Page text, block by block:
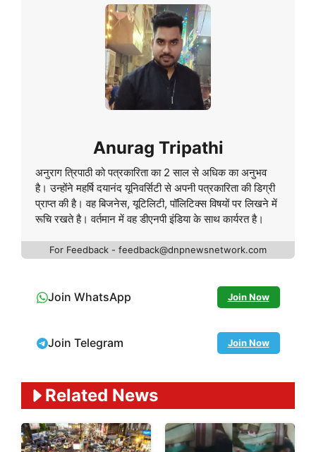
Anurag Tripathi
अनुराग त्रिपाठी को पत्रकारिता का 2 साल से अधिक का अनुभव
है। उन्होंने महर्षि दयानंद यूनिवर्सिटी से अपनी पत्रकारिता की डिग्री
प्राप्त की है। वह बिजनेस, यूटिलिटी, पॉलिटिक्स विषयों पर लिखने में
रूचि रखते है। वर्तमान में वह डीएनपी इंडिया के साथ कार्यरत है।
For Feedback - feedback@dnpnewsnetwork.com
Join WhatsApp Join Now
Join Telegram Join Now
Related News